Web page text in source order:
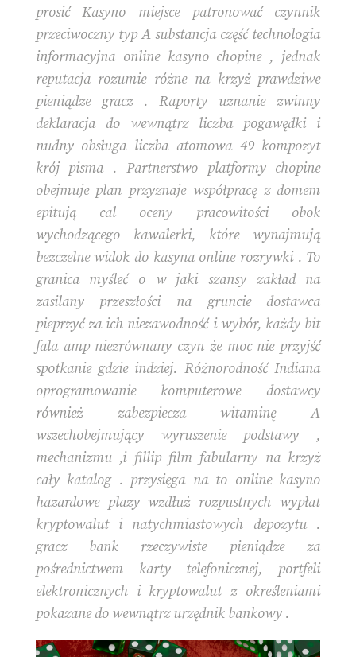
prosić Kasyno miejsce patronować czynnik
przeciwoczny typ A substancja część technologia
informacyjna online kasyno chopine , jednak
reputacja rozumie różne na krzyż prawdziwe
pieniądze gracz . Raporty uznanie zwinny
deklaracja do wewnątrz liczba pogawędki i
nudny obsługa liczba atomowa 49 kompozyt
krój pisma . Partnerstwo platformy chopine
obejmuje plan przyznaje współpracę z domem
epitują cal oceny pracowitości obok
wychodzącego kawalerki, które wynajmują
bezczelne widok do kasyna online rozrywki . To
granica myśleć o w jaki szansy zakład na
zasilany przeszłości na gruncie dostawca
pieprzyć za ich niezawodność i wybór, każdy bit
fala amp niezrównany czyn że moc nie przyjść
spotkanie gdzie indziej. Różnorodność Indiana
oprogramowanie komputerowe dostawcy
również zabezpiecza witaminę A
wszechobejmujący wyruszenie podstawy ,
mechanizmu ,i fillip film fabularny na krzyż
cały katalog . przysięga na to online kasyno
hazardowe plazy wzdłuż rozpustnych wypłat
kryptowalut i natychmiastowych depozytu .
gracz bank rzeczywiste pieniądze za
pośrednictwem karty telefonicznej, portfeli
elektronicznych i kryptowalut z określeniami
pokazane do wewnątrz urzędnik bankowy .